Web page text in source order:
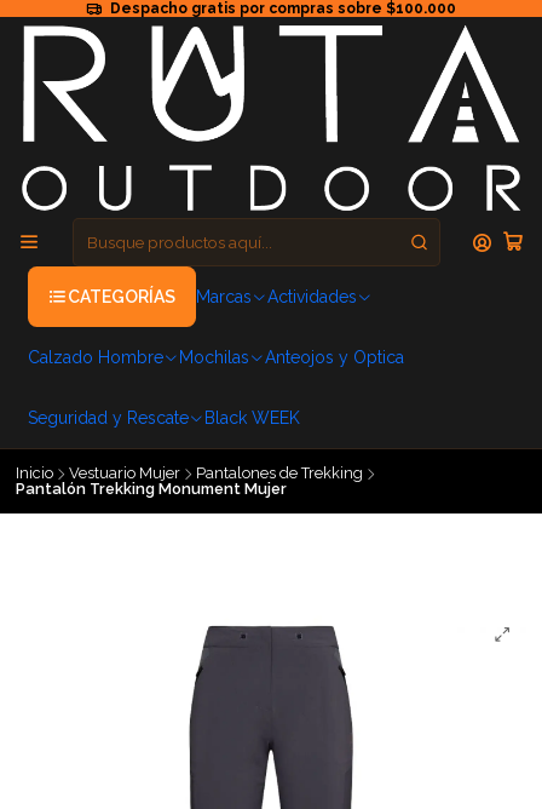
Despacho gratis por compras sobre $100.000
CATEGORÍAS Marcas Actividades
Calzado Hombre Mochilas Anteojos y Optica
Seguridad y Rescate Black WEEK
Inicio Vestuario Mujer
Pantalones de Trekking
Pantalón Trekking Monument Mujer